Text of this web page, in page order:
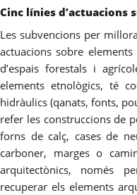
Cinc línies d’actuacions
Les subvencions per
actuacions sobre
d’espais forestals i
elements etnològics, té
hidràulics (qanats, fonts,
refer les construccions de
forns de calç, cases de
carboner, marges o
arquitectònics, només
recuperar els elements